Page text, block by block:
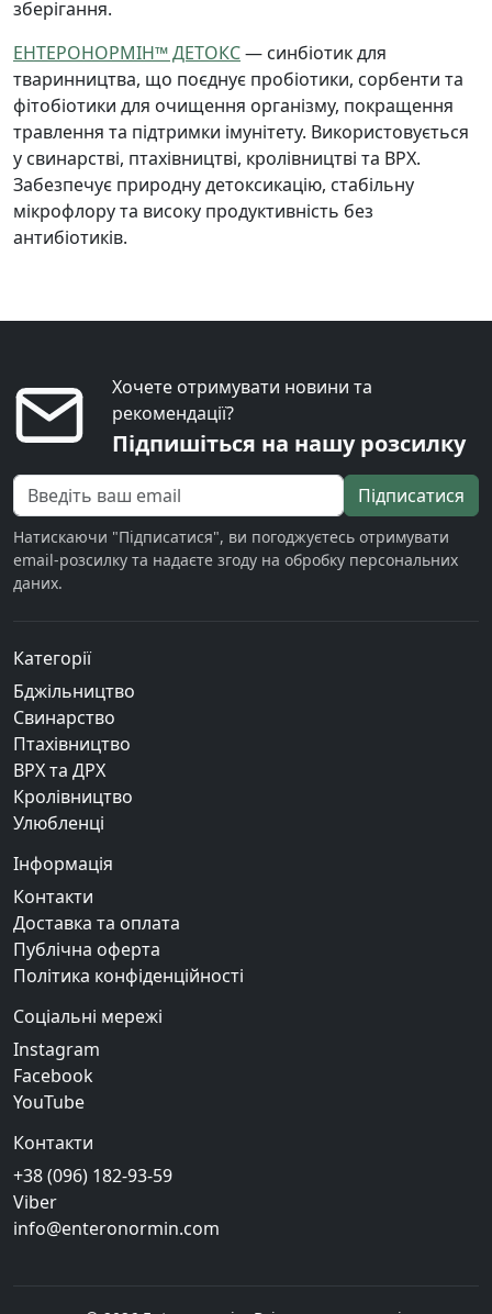
зберігання.
ЕНТЕРОНОРМІН™ ДЕТОКС— синбіотик для
тваринництва, що поєднує пробіотики, сорбенти та
фітобіотики для очищення організму, покращення
травлення та підтримки імунітету. Використовується
у свинарстві, птахівництві, кролівництві та ВРХ.
Забезпечує природну детоксикацію, стабільну
мікрофлору та високу продуктивність без
антибіотиків.
Хочете отримувати новини та
рекомендації?
Підпишіться на нашу розсилку
Підписатися
Натискаючи "Підписатися", ви погоджуєтесь отримувати
email-розсилку та надаєте згоду на обробку персональних
даних.
Категорії
Бджільництво
Свинарство
Птахівництво
ВРХ та ДРХ
Кролівництво
Улюбленці
Інформація
Контакти
Доставка та оплата
Публічна оферта
Політика конфіденційності
Соціальні мережі
Instagram
Facebook
YouTube
Контакти
+38 (096) 182-93-59
Viber
info@enteronormin.com